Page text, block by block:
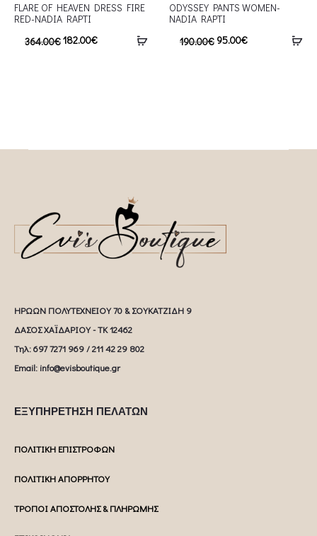
FLARE OF HEAVEN DRESS FIRE
RED-NADIA RAPTI
364.00€182.00€
ODYSSEY PANTS WOMEN-
NADIA RAPTI
190.00€ 95.00€
ΗΡΩΩΝ ΠΟΛΥΤΕΧΝΕΙΟΥ 70 & ΣΟΥΚΑΤΖΙΔΗ 9
ΔΑΣΟΣ ΧΑΪΔΑΡΙΟΥ - ΤΚ 12462
Tηλ: 697 7271 969 / 211 42 29 802
Email: info@evisboutique.gr
ΕΞΥΠΗΡΕΤΗΣΗ ΠΕΛΑΤΩΝ
ΠΟΛΙΤΙΚΗ ΕΠΙΣΤΡΟΦΩΝ
ΠΟΛΙΤΙΚΗ ΑΠΟΡΡΗΤΟΥ
ΤΡΟΠΟΙ ΑΠΟΣΤΟΛΗΣ & ΠΛΗΡΩΜΗΣ